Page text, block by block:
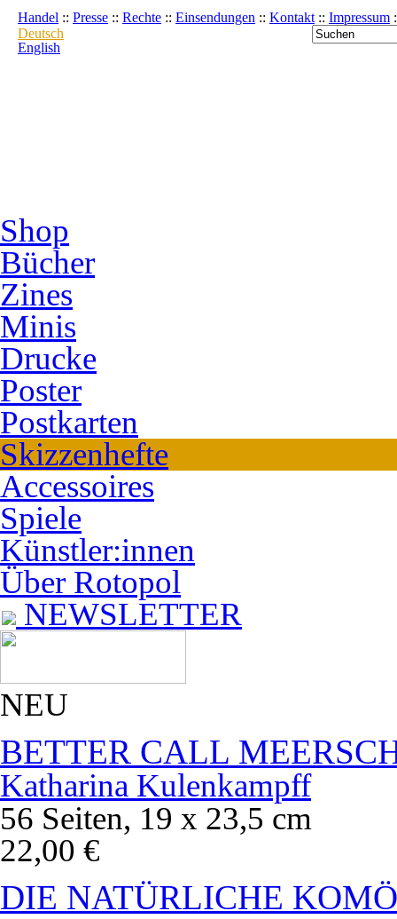
Handel :: Presse :: Rechte :: Einsendungen :: Kontakt :: Impressum
Deutsch
English
Shop
Bücher
Zines
Minis
Drucke
Poster
Postkarten
Skizzenhefte
Accessoires
Spiele
Künstler:innen
Über Rotopol
NEWSLETTER
NEU
BETTER CALL
Katharina Kulenkampff
56 Seiten, 19 x 23,5 cm
22,00 €
DIE NATÜRLICHE